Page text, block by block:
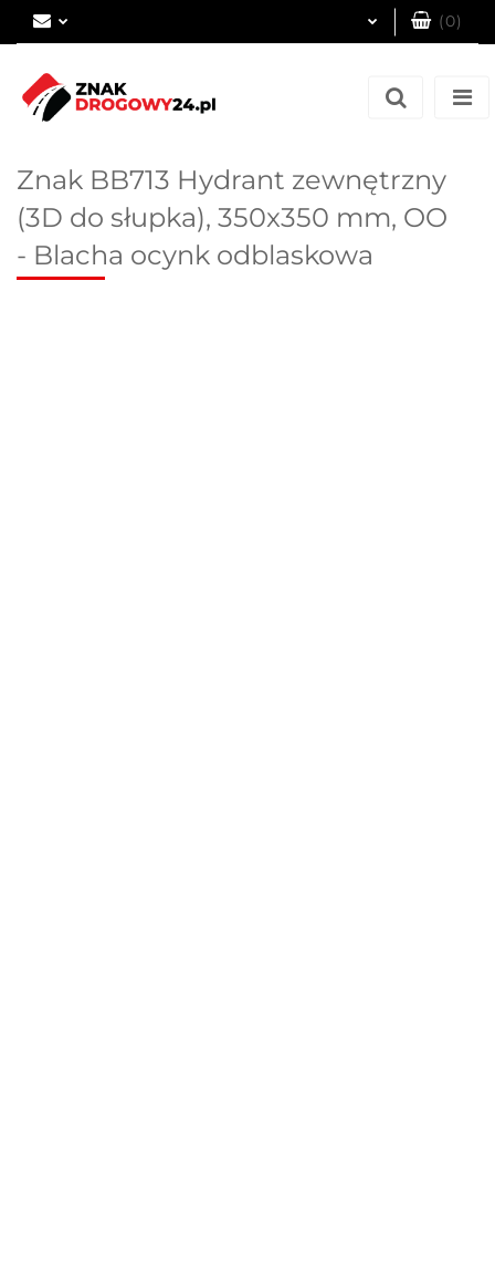
(0)
Znak BB713 Hydrant zewnętrzny
(3D do słupka), 350x350 mm, OO
- Blacha ocynk odblaskowa